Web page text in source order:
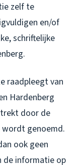
zelf te
en/of
schriftelijke
raadpleegt van
Hardenberg
door de
genoemd.
ook geen
de informatie op